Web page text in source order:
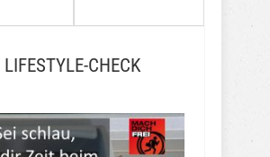
LIFESTYLE-CHECK